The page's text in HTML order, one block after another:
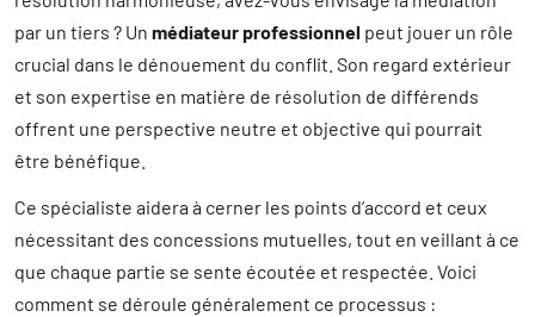
par un tiers ? Un médiateur professionnel peut jouer un rôle
crucial dans le dénouement du conflit. Son regard extérieur
et son expertise en matière de résolution de différends
offrent une perspective neutre et objective qui pourrait
être bénéfique.
Ce spécialiste aidera à cerner les points d’accord et ceux
nécessitant des concessions mutuelles, tout en veillant à ce
que chaque partie se sente écoutée et respectée. Voici
comment se déroule généralement ce processus :